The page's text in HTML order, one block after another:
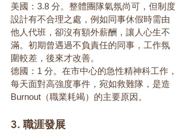
美國：3.8 分。整體團隊氣氛尚可，但制度
設計有不合理之處，例如同事休假時需由
他人代班，卻沒有額外薪酬，讓人心生不
滿。初期曾遇過不負責任的同事，工作氛
圍較差，後來才改善。
德國：1 分。在市中心的急性精神科工作，
每天面對高強度事件，宛如救難隊，是造
Burnout（職業耗竭）的主要原因。
3. 職涯發展